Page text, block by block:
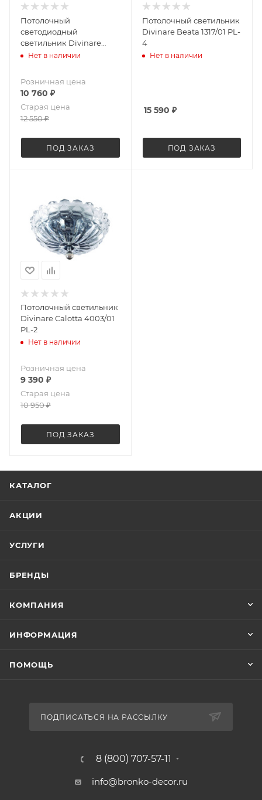
Потолочный
светодиодный
светильник Divinare
8003/46 PL-1
Нет в наличии
Розничная цена
10 760 ₽
Старая цена
12 550₽
ПОД ЗАКАЗ
Потолочный светильник
Divinare Beata 1317/01 PL-
4
Нет в наличии
15 590 ₽
ПОД ЗАКАЗ
Потолочный светильник
Divinare Calotta 4003/01
PL-2
Нет в наличии
Розничная цена
9 390 ₽
Старая цена
10 950₽
ПОД ЗАКАЗ
КАТАЛОГ
АКЦИИ
УСЛУГИ
БРЕНДЫ
КОМПАНИЯ
ИНФОРМАЦИЯ
ПОМОЩЬ
ПОДПИСАТЬСЯ НА РАССЫЛКУ
8 (800) 707-57-11
info@bronko-decor.ru